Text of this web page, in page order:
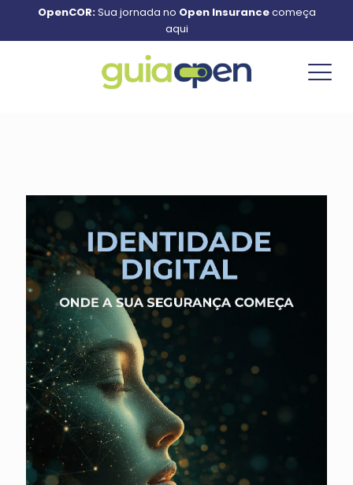
OpenCOR:Sua jornada no Open Insurancecomeça
aqui